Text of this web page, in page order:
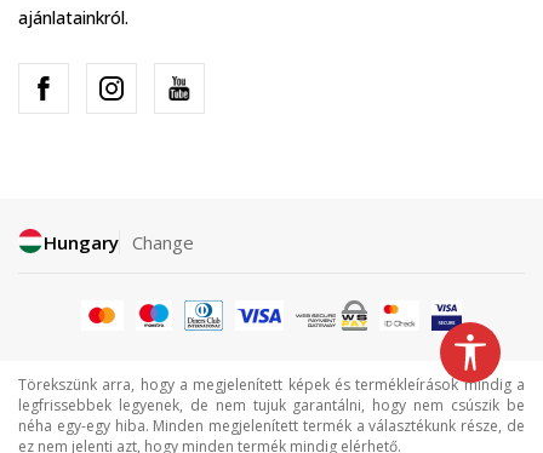
ajánlatainkról.
Hungary Change
Törekszünk arra, hogy a megjelenített képek és termékleírások mindig a
legfrissebbek legyenek, de nem tujuk garantálni, hogy nem csúszik be
néha egy-egy hiba. Minden megjelenített termék a választékunk része, de
ez nem jelenti azt, hogy minden termék mindig elérhető.